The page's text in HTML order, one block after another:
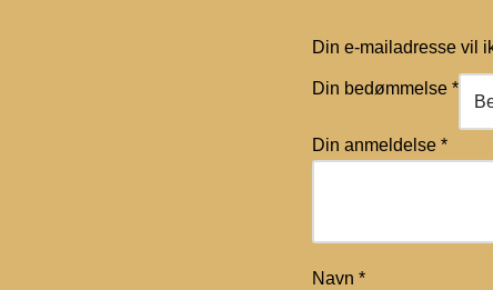
Din e-mailadresse vil
Din bedømmelse *
Din anmeldelse *
Navn *